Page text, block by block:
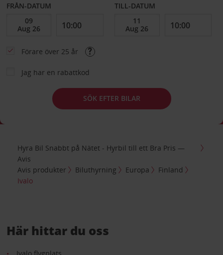
FRÅN-DATUM TILL-DATUM
Förare över 25 år
Jag har en rabattkod
SÖK EFTER BILAR
Hyra Bil Snabbt på Nätet - Hyrbil till ett Bra Pris —
Avis
Avis produkter
Biluthyrning Europa
Finland
Ivalo
Här hittar du oss